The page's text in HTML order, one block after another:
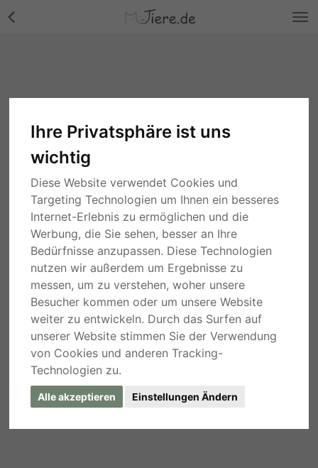
Ihre Privatsphäre ist uns
wichtig
Diese Website verwendet Cookies und
Targeting Technologien um Ihnen ein besseres
Internet-Erlebnis zu ermöglichen und die
Werbung, die Sie sehen, besser an Ihre
Bedürfnisse anzupassen. Diese Technologien
nutzen wir außerdem um Ergebnisse zu
messen, um zu verstehen, woher unsere
Besucher kommen oder um unsere Website
weiter zu entwickeln. Durch das Surfen auf
unserer Website stimmen Sie der Verwendung
von Cookies und anderen Tracking-
Technologien zu.
Alle akzeptieren Einstellungen Ändern